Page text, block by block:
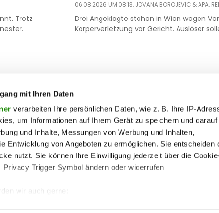
mit Ihren Daten
verarbeiten Ihre persönlichen Daten, wie z. B. Ihre IP-
um Informationen auf Ihrem Gerät zu speichern und
und Inhalte, Messungen von Werbung und Inhalten,
Entwicklung von Angeboten zu ermöglichen. Sie entscheiden
nutzt. Sie können Ihre Einwilligung jederzeit über die
Trigger Symbol ändern oder widerrufen
wir auch gerne:
Trotz
06.08.2026 UM 08:13, JOVANA BOROJEVIC & APA,
Drei Angeklagte stehen in Wien wegen
Körperverletzung vor Gericht. Auslöser
politik
reise
society
sport
unterhaltung
wohnen